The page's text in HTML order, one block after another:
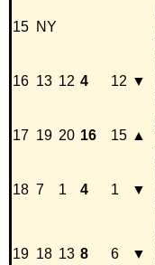
15 NY
16 13 12 4 12 ▼
17 19 20 16 15 ▲
18 7 1 4 1 ▼
19 18 13 8 6 ▼